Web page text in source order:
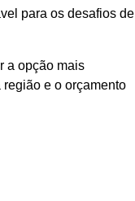
para os desafios de
a opção mais
e o orçamento